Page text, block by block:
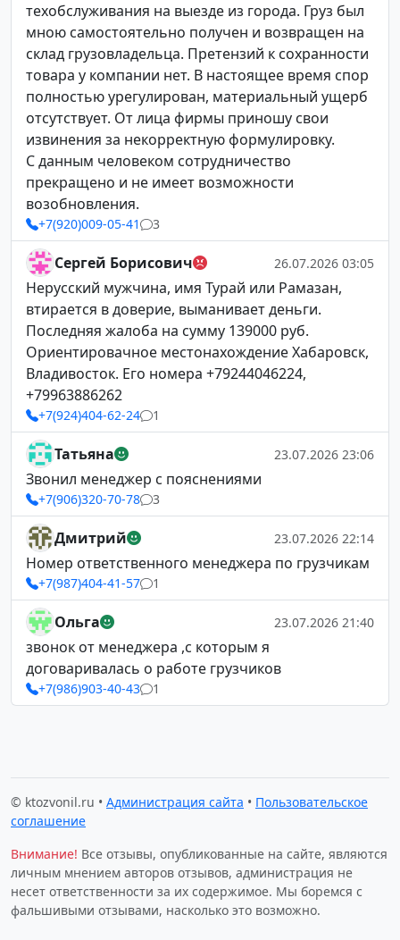
техобслуживания на выезде из города. Груз был
мною самостоятельно получен и возвращен на
склад грузовладельца. Претензий к сохранности
товара у компании нет. В настоящее время спор
полностью урегулирован, материальный ущерб
отсутствует. От лица фирмы приношу свои
извинения за некорректную формулировку.
С данным человеком сотрудничество
прекращено и не имеет возможности
возобновления.
+7(920)009-05-41 3
Сергей Борисович 26.07.2026 03:05
Нерусский мужчина, имя Турай или Рамазан,
втирается в доверие, выманивает деньги.
Последняя жалоба на сумму 139000 руб.
Ориентировачное местонахождение Хабаровск,
Владивосток. Его номера +79244046224,
+79963886262
+7(924)404-62-24 1
Татьяна 23.07.2026 23:06
Звонил менеджер с пояснениями
+7(906)320-70-78 3
Дмитрий 23.07.2026 22:14
Номер ответственного менеджера по грузчикам
+7(987)404-41-57 1
Ольга 23.07.2026 21:40
звонок от менеджера ,с которым я
договаривалась о работе грузчиков
+7(986)903-40-43 1
© ktozvonil.ru • Администрация сайта • Пользовательское
соглашение
Внимание! Все отзывы, опубликованные на сайте, являются
личным мнением авторов отзывов, администрация не
несет ответственности за их содержимое. Мы боремся с
фальшивыми отзывами, насколько это возможно.